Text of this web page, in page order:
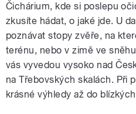
Čichárium, kde si poslepu
zkusíte hádat, o jaké jde. U
poznávat stopy zvěře, na
terénu, nebo v zimě ve
vás vyvedou vysoko nad
na Třebovských skalách. Při
krásné výhledy až do